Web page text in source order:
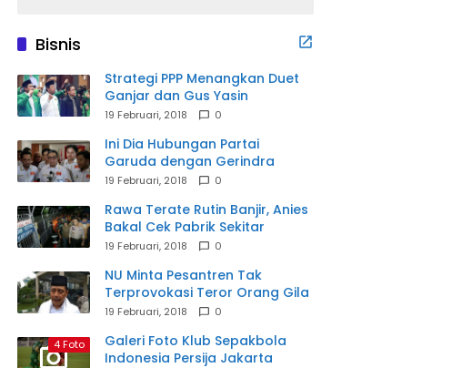
Bisnis
Strategi PPP Menangkan Duet
Ganjar dan Gus Yasin
19 Februari, 2018 0
Ini Dia Hubungan Partai
Garuda dengan Gerindra
19 Februari, 2018 0
Rawa Terate Rutin Banjir, Anies
Bakal Cek Pabrik Sekitar
19 Februari, 2018 0
NU Minta Pesantren Tak
Terprovokasi Teror Orang Gila
19 Februari, 2018 0
4 Foto
Galeri Foto Klub Sepakbola
Indonesia Persija Jakarta